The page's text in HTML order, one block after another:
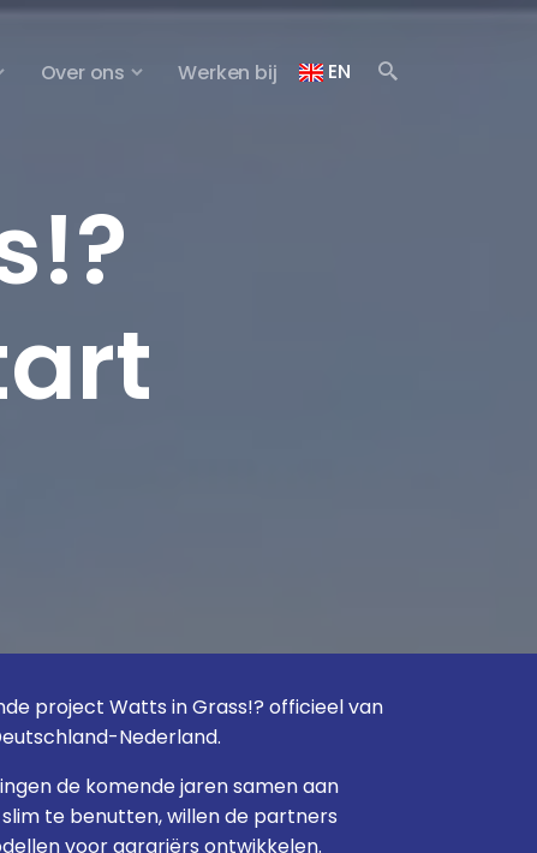
EN
Over ons Werken bij
project Watts in Grass!? officieel van
Nederland.
de komende jaren samen aan
te benutten, willen de partners
voor agrariërs ontwikkelen.